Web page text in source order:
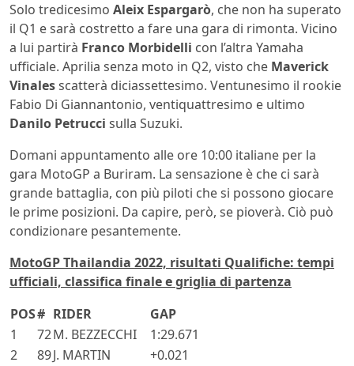
Solo tredicesimo Aleix Espargarò, che non ha superato
il Q1 e sarà costretto a fare una gara di rimonta. Vicino
a lui partirà Franco Morbidelli con l’altra Yamaha
ufficiale. Aprilia senza moto in Q2, visto che Maverick
Vinalesscatterà diciassettesimo. Ventunesimo il rookie
Fabio Di Giannantonio, ventiquattresimo e ultimo
Danilo Petrucci sulla Suzuki.
Domani appuntamento alle ore 10:00 italiane per la
gara MotoGP a Buriram. La sensazione è che ci sarà
grande battaglia, con più piloti che si possono giocare
le prime posizioni. Da capire, però, se pioverà. Ciò può
condizionare pesantemente.
MotoGP Thailandia 2022, risultati Qualifiche: tempi
ufficiali, classifica finale e griglia di partenza
POS# RIDER
GAP
1
72M. BEZZECCHI
1:29.671
2
89J. MARTIN
+0.021